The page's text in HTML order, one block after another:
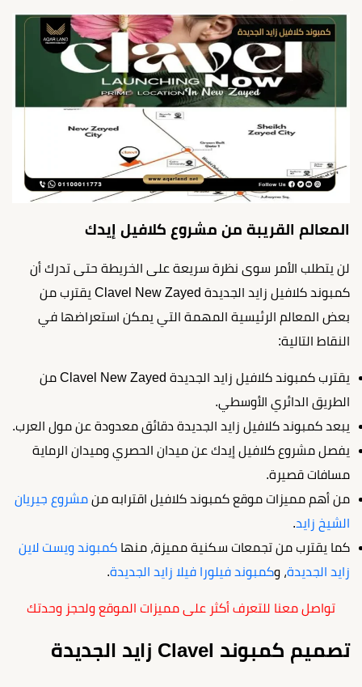
المعالم القريبة من مشروع كلافيل إيدك
لن يتطلب الأمر سوى نظرة سريعة على الخريطة حتى تدرك أن
كمبوند كلافيل زايد الجديدة Clavel New Zayed يقترب من
بعض المعالم الرئيسية المهمة التي يمكن استعراضها في
النقاط التالية:
يقترب كمبوند كلافيل زايد الجديدة Clavel New Zayed من
الطريق الدائري الأوسطي.
يبعد كمبوند كلافيل زايد الجديدة دقائق معدودة عن مول العرب.
يفصل مشروع كلافيل إيدك عن ميدان الحصري وميدان الرماية
مسافات قصيرة.
من أهم مميزات موقع كمبوند كلافيل اقترابه من مشروع جيريان
الشيخ زايد.
كما يقترب من تجمعات سكنية مميزة، منها كمبوند ويست لاين
زايد الجديدة، وكمبوند فيلورا فيلا زايد الجديدة.
تواصل معنا للتعرف أكثر على مميزات الموقع ولحجز وحدتك
تصميم كمبوند Clavel زايد الجديدة